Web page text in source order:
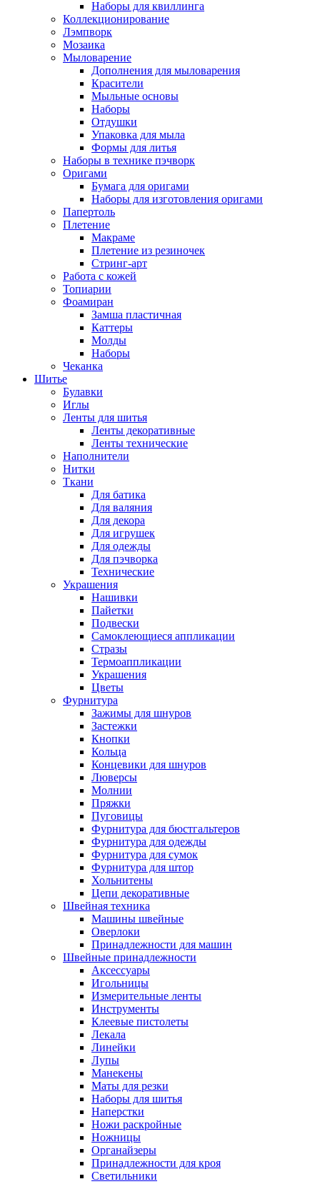
Наборы для квиллинга
Коллекционирование
Лэмпворк
Мозаика
Мыловарение
Дополнения для мыловарения
Красители
Мыльные основы
Наборы
Отдушки
Упаковка для мыла
Формы для литья
Наборы в технике пэчворк
Оригами
Бумага для оригами
Наборы для изготовления оригами
Папертоль
Плетение
Макраме
Плетение из резиночек
Стринг-арт
Работа с кожей
Топиарии
Фоамиран
Замша пластичная
Каттеры
Молды
Наборы
Чеканка
Шитье
Булавки
Иглы
Ленты для шитья
Ленты декоративные
Ленты технические
Наполнители
Нитки
Ткани
Для батика
Для валяния
Для декора
Для игрушек
Для одежды
Для пэчворка
Технические
Украшения
Нашивки
Пайетки
Подвески
Самоклеющиеся аппликации
Стразы
Термоаппликации
Украшения
Цветы
Фурнитура
Зажимы для шнуров
Застежки
Кнопки
Кольца
Концевики для шнуров
Люверсы
Молнии
Пряжки
Пуговицы
Фурнитура для бюстгальтеров
Фурнитура для одежды
Фурнитура для сумок
Фурнитура для штор
Хольнитены
Цепи декоративные
Швейная техника
Машины швейные
Оверлоки
Принадлежности для машин
Швейные принадлежности
Аксессуары
Игольницы
Измерительные ленты
Инструменты
Клеевые пистолеты
Лекала
Линейки
Лупы
Манекены
Маты для резки
Наборы для шитья
Наперстки
Ножи раскройные
Ножницы
Органайзеры
Принадлежности для кроя
Светильники